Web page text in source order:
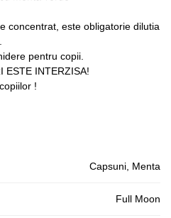
concentrat, este obligatorie dilutia
pentru copii.
ESTE INTERZISA!
!
Capsuni, Menta
Full Moon